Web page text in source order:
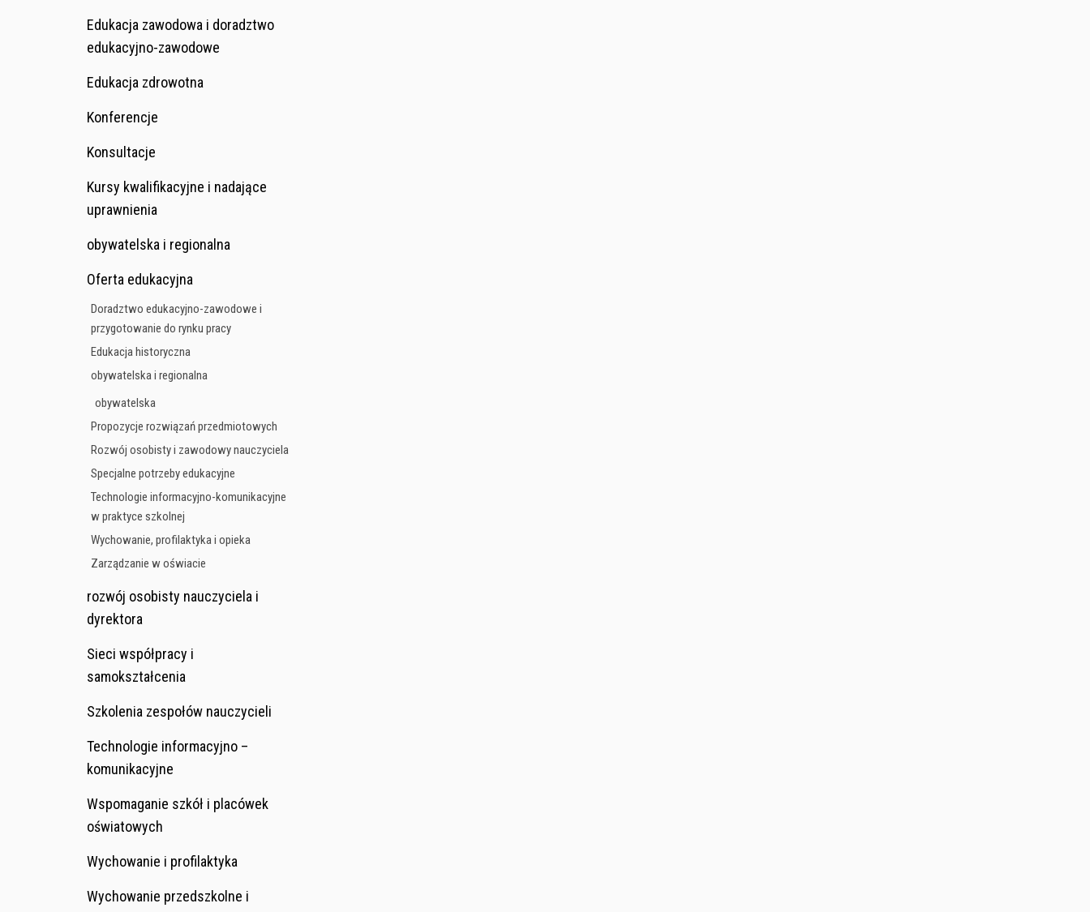
Edukacja zawodowa i doradztwo
edukacyjno-zawodowe
Edukacja zdrowotna
Konferencje
Konsultacje
Kursy kwalifikacyjne i nadające
uprawnienia
obywatelska i regionalna
Oferta edukacyjna
Doradztwo edukacyjno-zawodowe i
przygotowanie do rynku pracy
Edukacja historyczna
obywatelska i regionalna
obywatelska
Propozycje rozwiązań przedmiotowych
Rozwój osobisty i zawodowy nauczyciela
Specjalne potrzeby edukacyjne
Technologie informacyjno-komunikacyjne
w praktyce szkolnej
Wychowanie, profilaktyka i opieka
Zarządzanie w oświacie
rozwój osobisty nauczyciela i
dyrektora
Sieci współpracy i
samokształcenia
Szkolenia zespołów nauczycieli
Technologie informacyjno –
komunikacyjne
Wspomaganie szkół i placówek
oświatowych
Wychowanie i profilaktyka
Wychowanie przedszkolne i